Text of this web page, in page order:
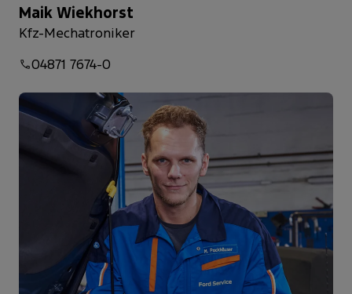
Maik Wiekhorst
Kfz-Mechatroniker
04871 7674-0